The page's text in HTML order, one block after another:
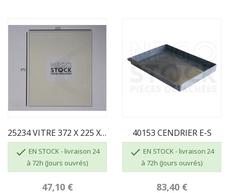
25234 VITRE 372 X 225 X 3 MM
 EN STOCK - livraison 24
à 72h (Jours ouvrés)
47,10 €
40153 CENDRIER E-S
 EN STOCK - livraison 24
à 72h (Jours ouvrés)
83,40 €